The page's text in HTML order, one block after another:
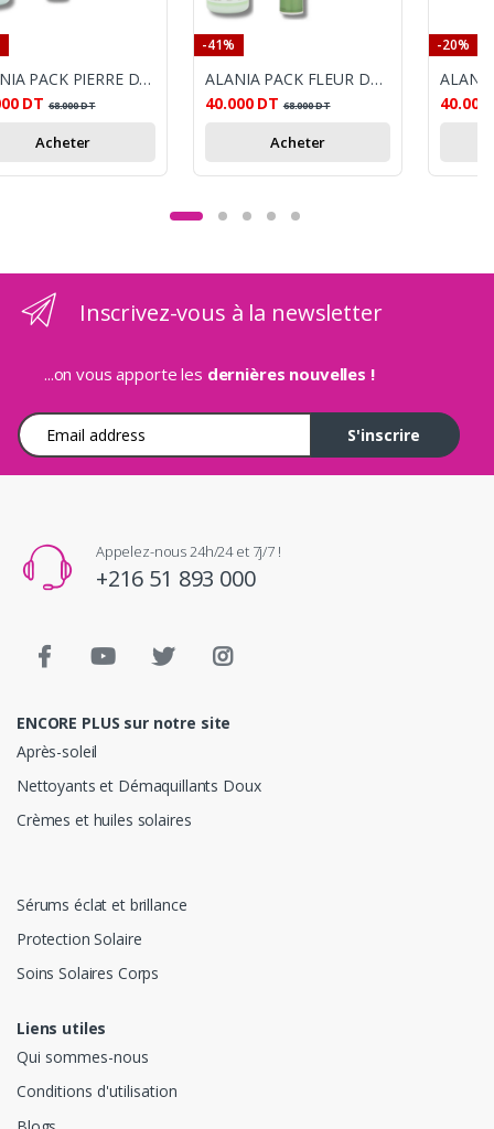
ALANIA PACK PIERRE DE SOLEIL : GEL LAVANT CORPS 350 ML + DÉODORANT PARFUMÉ SPRAY 200 ML
DT 68.000DT
Acheter
-41%
ALANIA PACK FLEUR DE LUNE : GEL LAVANT CORPS 350 ML + DÉODORANT PARFUMÉ SPRAY 200 ML
40.000 DT 68.000DT
Acheter
-20%
40.000
Inscrivez-vous à la newsletter
...on vous apporte les dernières nouvelles !
Adresse e-mail
S'inscrire
Appelez-nous 24h/24 et 7j/7 !
+216 51 893 000
ENCORE PLUS sur notre site
Après-soleil
Nettoyants et Démaquillants Doux
Crèmes et huiles solaires
Sérums éclat et brillance
Protection Solaire
Soins Solaires Corps
Liens utiles
Qui sommes-nous
Conditions d'utilisation